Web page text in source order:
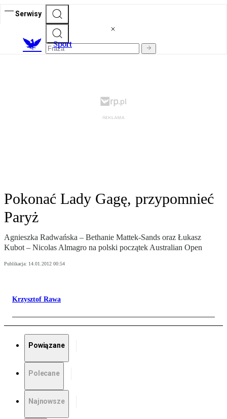
Serwisy
Sport
Pokonać Lady Gagę, przypomnieć
Paryż
Agnieszka Radwańska – Bethanie Mattek-Sands oraz Łukasz
Kubot – Nicolas Almagro na polski początek Australian Open
Publikacja: 14.01.2012 00:54
Krzysztof Rawa
Powiązane
Polecane
Najnowsze